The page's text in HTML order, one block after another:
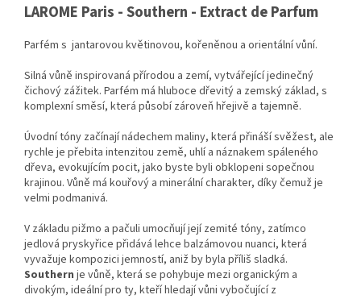
LAROME Paris - Southern - Extract de Parfum
Parfém s jantarovou květinovou, kořeněnou a orientální vůní.
Silná vůně inspirovaná přírodou a zemí, vytvářející jedinečný
čichový zážitek. Parfém má hluboce dřevitý a zemský základ, s
komplexní směsí, která působí zároveň hřejivě a tajemně.
Úvodní tóny začínají nádechem maliny, která přináší svěžest, ale
rychle je přebita intenzitou země, uhlí a náznakem spáleného
dřeva, evokujícím pocit, jako byste byli obklopeni sopečnou
krajinou. Vůně má kouřový a minerální charakter, díky čemuž je
velmi podmanivá.
V základu pižmo a pačuli umocňují její zemité tóny, zatímco
jedlová pryskyřice přidává lehce balzámovou nuanci, která
vyvažuje kompozici jemností, aniž by byla příliš sladká.
Southern je vůně, která se pohybuje mezi organickým a
divokým, ideální pro ty, kteří hledají vůni vybočující z